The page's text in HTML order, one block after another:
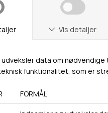
56
HAYES BLAZER
1.749,98 DKK